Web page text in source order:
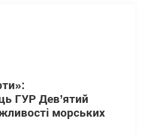
ГУР Дев’ятий
морських